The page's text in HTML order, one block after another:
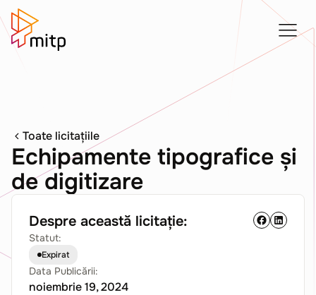
Toate licitațiile
Echipamente tipografice și
de digitizare
Despre această licitație:
Statut:
Expirat
Data Publicării:
noiembrie 19, 2024